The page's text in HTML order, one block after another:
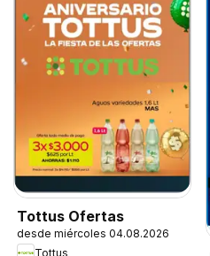
Tottus Ofertas
desde miércoles 04.08.2026
Tottus